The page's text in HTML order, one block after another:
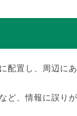
配置し、周辺に
ど、情報に誤りが